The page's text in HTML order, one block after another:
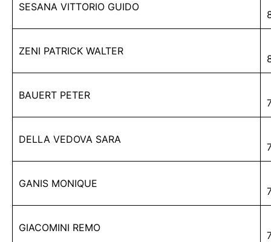
SESANA VITTORIO GUIDO
ZENI PATRICK WALTER
BAUERT PETER
DELLA VEDOVA SARA
GANIS MONIQUE
GIACOMINI REMO